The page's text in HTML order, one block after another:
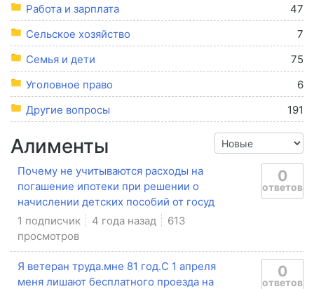
Работа и зарплата
47
Сельское хозяйство
7
Семья и дети
75
Уголовное право
6
Другие вопросы
191
Алименты
Почему не учитываются расходы на
погашение ипотеки при решении о
начислении детских пособий от госуд
1 подписчик
4 года назад
613
просмотров
0
ответов
Я ветеран труда.мне 81 год.С 1 апреля
меня лишают бесплатного проезда на
0
ответов